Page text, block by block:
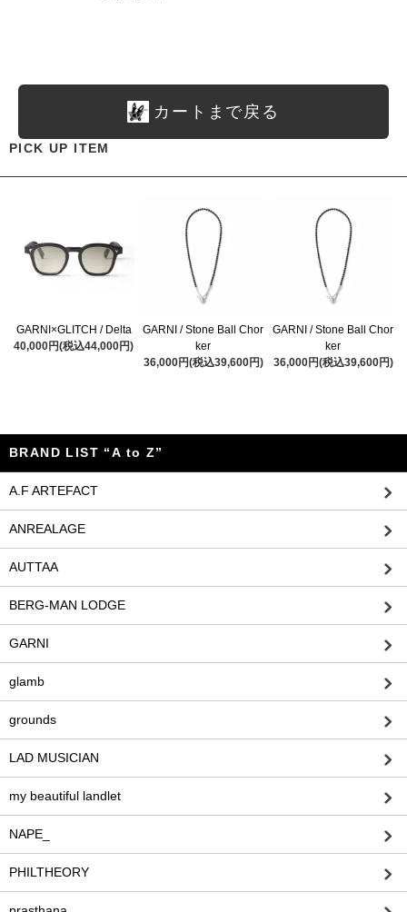
カートまで戻る
PICK UP ITEM
GARNI×GLITCH / Delta
40,000円(税込44,000円)
GARNI / Stone Ball Chor
ker
36,000円(税込39,600円)
GARNI / Stone Ball Chor
ker
36,000円(税込39,600円)
BRAND LIST “A to Z”
A.F ARTEFACT
ANREALAGE
AUTTAA
BERG-MAN LODGE
GARNI
glamb
grounds
LAD MUSICIAN
my beautiful landlet
NAPE_
PHILTHEORY